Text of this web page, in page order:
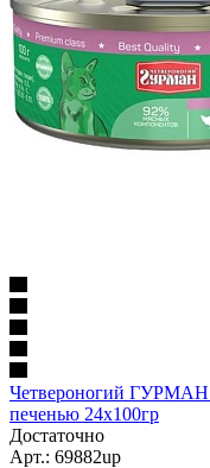
Четвероногий ГУРМАН
печенью 24х100гр
Достаточно
Арт.: 69882up